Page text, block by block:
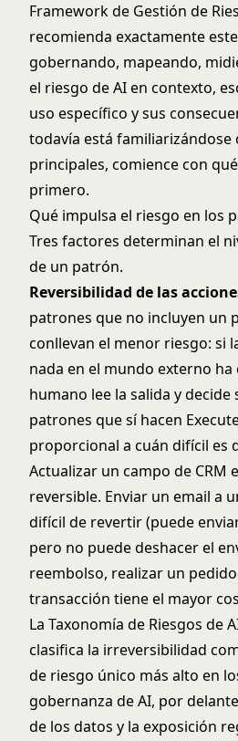
Framework de Gestión de
recomienda exactamente
gobernando, mapeando,
el riesgo de AI en contexto,
uso específico y sus
todavía está familiarizándose
principales, comience con
primero.
Qué impulsa el riesgo en los
Tres factores determinan el
de un patrón.
Reversibilidad de las
patrones que no incluyen un
conllevan el menor riesgo: si
nada en el mundo externo ha
humano lee la salida y decide
patrones que sí hacen
proporcional a cuán difícil es
Actualizar un campo de CRM
reversible. Enviar un email a
difícil de revertir (puede
pero no puede deshacer el
reembolso, realizar un
transacción tiene el mayor
La Taxonomía de Riesgos de
clasifica la irreversibilidad
de riesgo único más alto en
gobernanza de AI, por
de los datos y la exposición